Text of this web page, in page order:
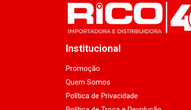
Institucional
Promoção
Quem Somos
Política de Privacidade